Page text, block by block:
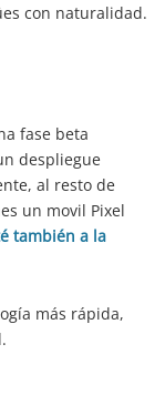
con naturalidad.
fase beta
despliegue
al resto de
un movil Pixel
también a la
más rápida,